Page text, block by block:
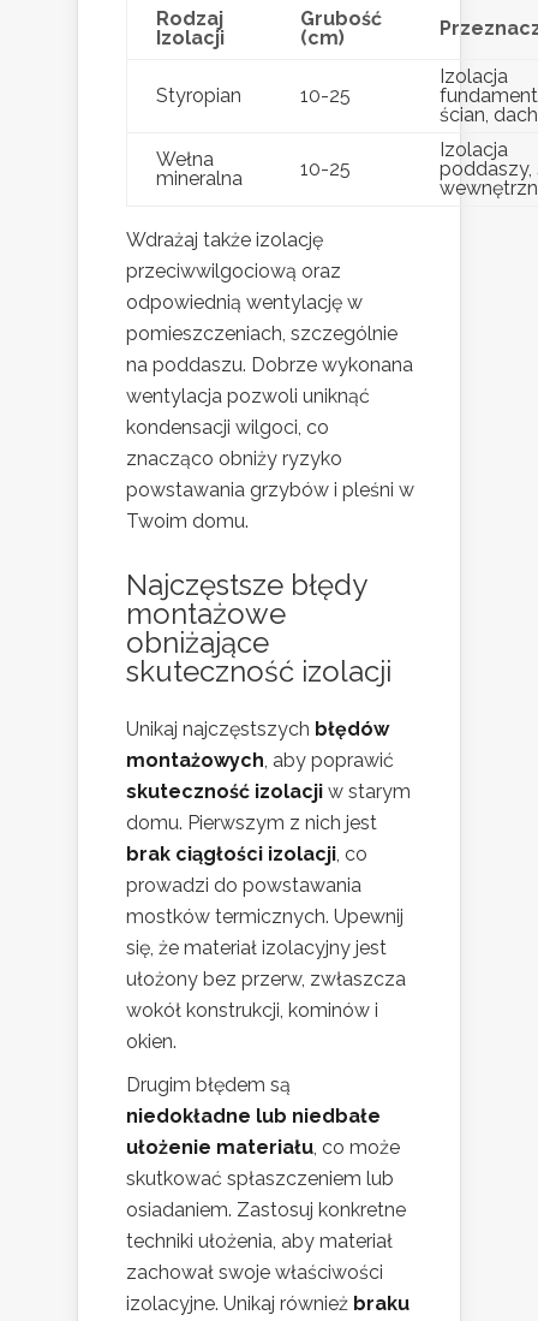
Rodzaj
Izolacji
Grubość
(cm)
Styropian 10-25
Izolacja
ścian,
Wełna
mineralna
10-25
Izolacja
poddaszy,
Wdrażaj także izolację
przeciwwilgociową oraz
odpowiednią wentylację w
pomieszczeniach, szczególnie
na poddaszu. Dobrze wykonana
wentylacja pozwoli uniknąć
kondensacji wilgoci, co
znacząco obniży ryzyko
powstawania grzybów i pleśni w
Twoim domu.
Najczęstsze błędy
montażowe
obniżające
skuteczność izolacji
Unikaj najczęstszych błędów
montażowych , aby poprawić
skuteczność izolacji w starym
domu. Pierwszym z nich jest
brak ciągłości izolacji , co
prowadzi do powstawania
mostków termicznych. Upewnij
się, że materiał izolacyjny jest
ułożony bez przerw, zwłaszcza
wokół konstrukcji, kominów i
okien.
Drugim błędem są
niedokładne lub niedbałe
ułożenie materiału , co może
skutkować spłaszczeniem lub
osiadaniem. Zastosuj konkretne
techniki ułożenia, aby materiał
zachował swoje właściwości
izolacyjne. Unikaj również braku